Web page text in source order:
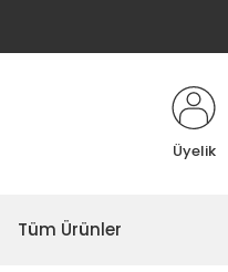
Üyelik
Tüm Ürünler